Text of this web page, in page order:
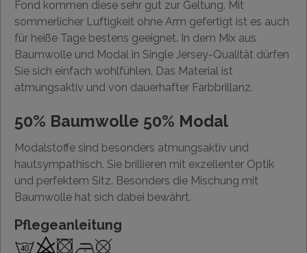
Fond kommen diese sehr gut zur Geltung. Mit
sommerlicher Luftigkeit ohne Arm gefertigt ist es auch
für heiße Tage bestens geeignet. In dem Mix aus
Baumwolle und Modal in Single Jersey-Qualität dürfen
Sie sich einfach wohlfühlen. Das Material ist
atmungsaktiv und von dauerhafter Farbbrillanz.
50% Baumwolle 50% Modal
Modalstoffe sind besonders atmungsaktiv und
hautsympathisch. Sie brillieren mit exzellenter Optik
und perfektem Sitz. Besonders die Mischung mit
Baumwolle hat sich dabei bewährt.
Pflegeanleitung